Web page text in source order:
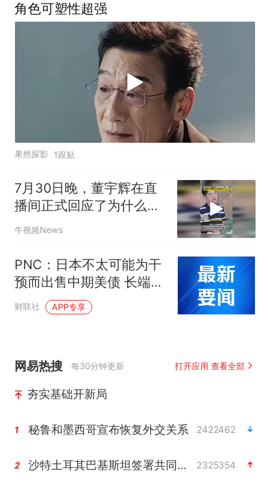
角色可塑性超强
果然探影 1跟贴
7月30日晚，董宇辉在直
播间正式回应了为什么不
在直播中称呼周星驰为“星
牛视频News
PNC：日本不太可能为干
预而出售中期美债 长端收
益率影响有限
财联社 APP专享
网易热搜 每30分钟更新 打开应用 查看全部
夯实基础开新局
1 秘鲁和墨西哥宣布恢复外交关系 2422462
2 沙特土耳其巴基斯坦签署共同防务协议 2325354